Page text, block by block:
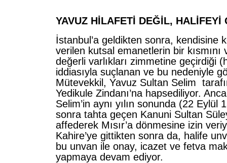
YAVUZ HİLAFETİ DEĞİL, HALİFEYİ
İstanbul’a geldikten sonra, kendisine
verilen kutsal emanetlerin bir kısmını
değerli varlıkları zimmetine geçirdiği
iddiasıyla suçlanan ve bu nedeniyle
Mütevekkil, Yavuz Sultan Selim
Yedikule Zindanı’na hapsediliyor.
Selim’in aynı yılın sonunda (22 Eylül
sonra tahta geçen Kanuni Sultan
affederek Mısır’a dönmesine izin
Kahire’ye gittikten sonra da, halife
bu unvan ile onay, icazet ve fetva
yapmaya devam ediyor.